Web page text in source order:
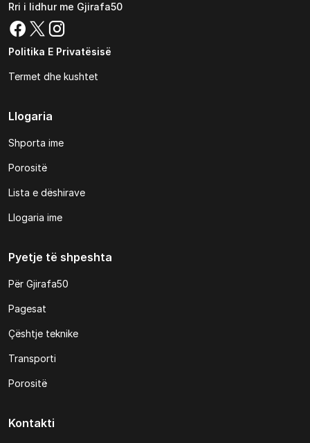
Rri i lidhur me Gjirafa50
Politika E Privatësisë
Termet dhe kushtet
Llogaria
Shporta ime
Porositë
Lista e dëshirave
Llogaria ime
Pyetje të shpeshta
Për Gjirafa50
Pagesat
Çështje teknike
Transporti
Porositë
Kontakti